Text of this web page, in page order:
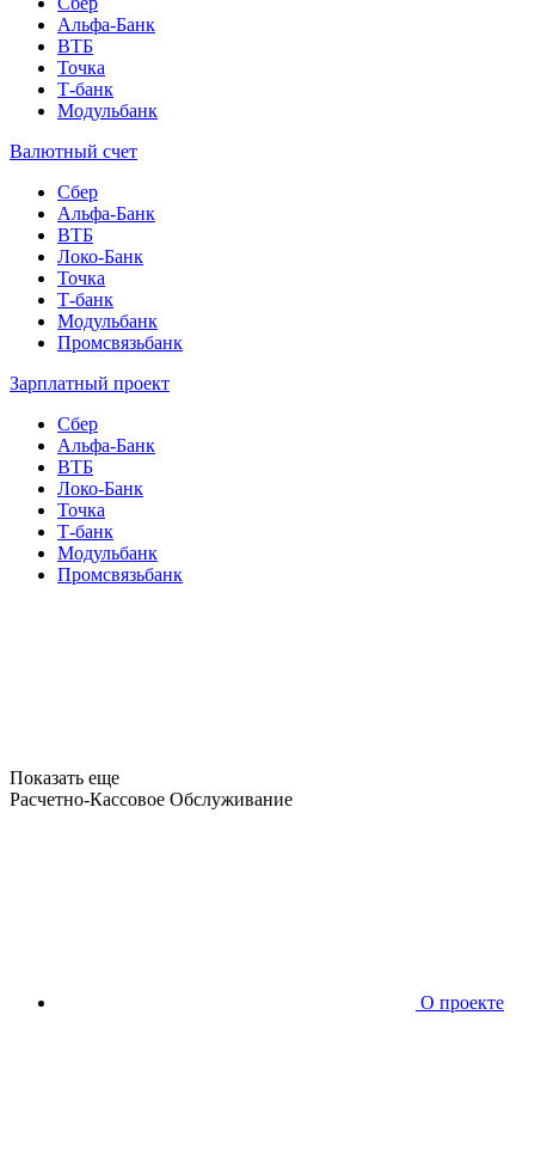
Альфа-Банк
ВТБ
Точка
Т-банк
Модульбанк
Валютный счет
Сбер
Альфа-Банк
ВТБ
Локо-Банк
Точка
Т-банк
Модульбанк
Промсвязьбанк
Зарплатный проект
Сбер
Альфа-Банк
ВТБ
Локо-Банк
Точка
Т-банк
Модульбанк
Промсвязьбанк
Показать еще
Расчетно-Кассовое Обслуживание
О проекте